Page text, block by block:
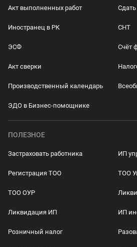
Акт выполненных работ
Иностранец в РК СНТ
ЭСФ Счёт
Акт сверки
Производственный календарь
ЭДО в Бизнес-помощнике
ПОЛЕЗНОЕ
Застраховать работника ИП
Регистрация ТОО ТОО
ТОО ОУР
Ликвидация ИП ИП
Розничный налог